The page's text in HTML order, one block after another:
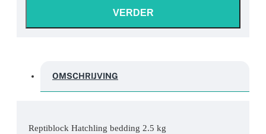
VERDER
OMSCHRIJVING
Reptiblock Hatchling bedding 2.5 kg